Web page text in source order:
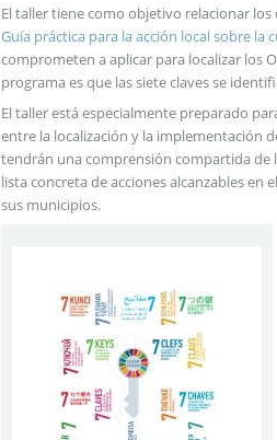
El taller tiene como objetivo relacionar
Guía práctica para la acción local sobre la
comprometen a aplicar para localizar los
programa es que las siete claves se
El taller está especialmente preparado
entre la localización y la implementación
tendrán una comprensión compartida de
lista concreta de acciones alcanzables
sus municipios.